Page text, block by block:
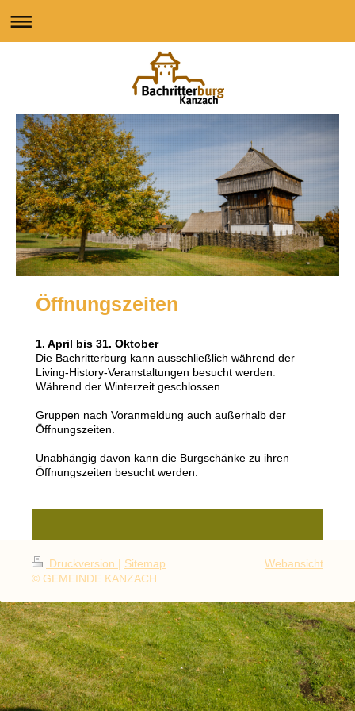
Öffnungszeiten
1. April bis 31. Oktober
Die Bachritterburg kann ausschließlich während der
Living-History-Veranstaltungen besucht werden.
Während der Winterzeit geschlossen.
Gruppen nach Voranmeldung auch außerhalb der
Öffnungszeiten.
Unabhängig davon kann die Burgschänke zu ihren
Öffnungszeiten besucht werden.
Druckversion | Sitemap
© GEMEINDE KANZACH
Webansicht